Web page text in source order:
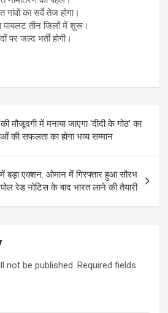
गांवों का सर्वे तेज होगा।
पायलट तीन जिलों में शुरू।
पर जल्द भर्ती होगी।
मौजूदगी में मनाया जाएगा ‘दीदी के गोठ’ का
की सफलता का होगा भव्य सम्मान
एक्शन: ओमान में गिरफ्तार हुआ सौरभ
रेड नोटिस के बाद भारत लाने की तैयारी
not be published. Required fields